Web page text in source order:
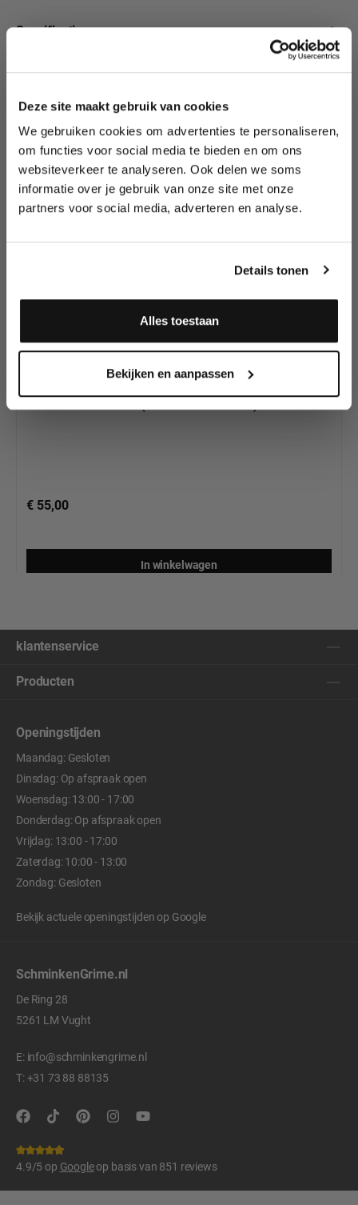
Deze site maakt gebruik van cookies
We gebruiken cookies om advertenties te personaliseren,
om functies voor social media te bieden en om ons
websiteverkeer te analyseren. Ook delen we soms
informatie over je gebruik van onze site met onze
partners voor social media, adverteren en analyse.
Details tonen
Alles toestaan
Bekijken en aanpassen
Specificaties
Beoordelingen
Productgalerij overslaan
Hier vind je onze
andere Grimas
€ 55,00
In winkelwagen
klantenservice
Producten
Openingstijden
Maandag: Gesloten
Dinsdag: Op afspraak open
Woensdag: 13:00 - 17:00
Donderdag: Op afspraak open
Vrijdag: 13:00 - 17:00
Zaterdag: 10:00 - 13:00
Zondag: Gesloten
Bekijk actuele openingstijden op Google
SchminkenGrime.nl
De Ring 28
5261 LM Vught
E: info@schminkengrime.nl
T:+31 73 88 88135
4.9/5 op Googleop basis van 851 reviews
10% korting?
Lees als eerste over nieuwe producten,
tutorials, aanbiedingen, evenementen,
wedstrijden en meer.
Meld je aan en ontvang direct
Ja, ik meld me aan